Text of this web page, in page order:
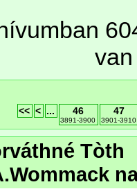
<< < ... 46
3891-3900
47
3901-3910
Tòth